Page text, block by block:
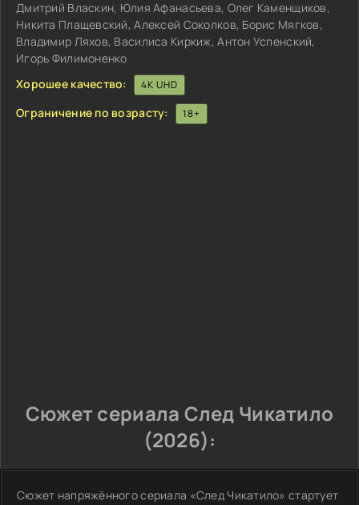
Дмитрий Власкин, Юлия Афанасьева, Олег Каменщиков,
Никита Плащевский, Алексей Соколков, Борис Мягков,
Владимир Ляхов, Василиса Киркиж, Антон Успенский,
Игорь Филимоненко
Хорошее качество:
4K UHD
Ограничение по возрасту: 18+
Сюжет сериала След Чикатило
(2026):
Сюжет напряжённого сериала «След Чикатило» стартует